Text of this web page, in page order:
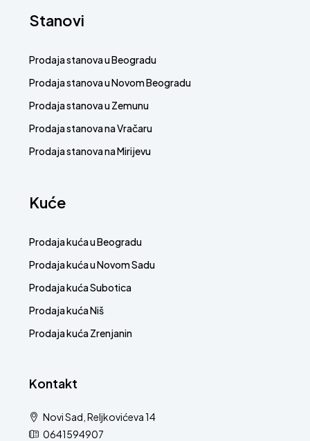
Stanovi
Prodaja stanova u Beogradu
Prodaja stanova u Novom Beogradu
Prodaja stanova u Zemunu
Prodaja stanova na Vračaru
Prodaja stanova na Mirijevu
Kuće
Prodaja kuća u Beogradu
Prodaja kuća u Novom Sadu
Prodaja kuća Subotica
Prodaja kuća Niš
Prodaja kuća Zrenjanin
Kontakt
Novi Sad, Reljkovićeva 14
0641594907